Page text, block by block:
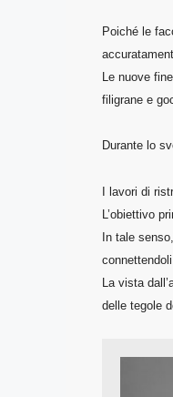
Poiché le
Le nuove
filigrane e
Durante lo
I lavori di
L’obiettivo
In tale
La vista
delle tegole